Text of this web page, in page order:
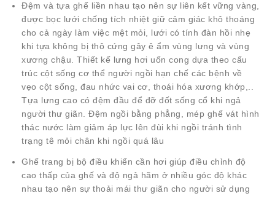
Đệm và tựa ghế liền nhau tạo nên sự liên kết vững vàng,
được bọc lưới chống tích nhiệt giữ cảm giác khô thoáng
cho cả ngày làm việc mệt mỏi, lưới có tính đàn hồi nhẹ
khi tựa không bị thô cứng gây ê ẩm vùng lưng và vùng
xương chậu. Thiết kế lưng hơi uốn cong dựa theo cấu
trúc cột sống cơ thể người ngồi hạn chế các bệnh về
vẹo cột sống, đau nhức vai cơ, thoái hóa xương khớp,..
Tựa lưng cao có đệm đầu để đỡ đốt sống cổ khi ngả
người thư giãn. Đệm ngồi bằng phẳng, mép ghế vát hình
thác nước làm giảm áp lực lên đùi khi ngồi tránh tình
trạng tê mỏi chân khi ngồi quá lâu
Ghế trang bị bộ điều khiển cần hơi giúp điều chỉnh độ
cao thấp của ghế và độ ngả hãm ở nhiều góc độ khác
nhau tạo nên sự thoải mái thư giãn cho người sử dụng